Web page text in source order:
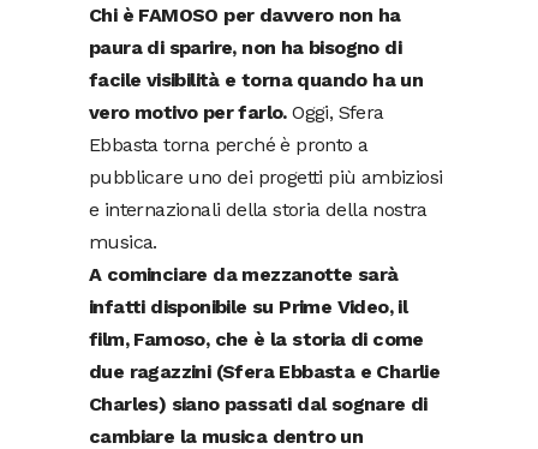
Chi è FAMOSO per davvero non ha
paura di sparire, non ha bisogno di
facile visibilità e torna quando ha un
vero motivo per farlo.Oggi, Sfera
Ebbasta torna perché è pronto a
pubblicare uno dei progetti più ambiziosi
e internazionali della storia della nostra
musica.
A cominciare da mezzanotte sarà
infatti disponibile su Prime Video, il
film, Famoso, che è la storia di come
due ragazzini (Sfera Ebbasta e Charlie
Charles) siano passati dal sognare di
cambiare la musica dentro un